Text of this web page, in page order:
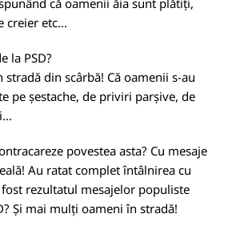
creier etc...
la PSD?
stradă din scârbă! Că oamenii s-au
pe șestache, de priviri parșive, de
povestea asta? Cu mesaje
Au ratat complet întâlnirea cu
fost rezultatul mesajelor populiste
Și mai mulți oameni în stradă!